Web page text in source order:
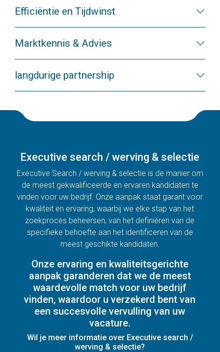
Efficiëntie en Tijdwinst
Marktkennis & Advies
langdurige partnership
Executive search / werving & selectie
Executive Search / werving & selectie is de manier om
de meest gekwalificeerde en ervaren kandidaten te
vinden voor uw bedrijf. Onze aanpak staat garant voor
kwaliteit en ervaring, waarbij we elke stap van het
zoekproces beheersen, van het definiëren van de
specifieke behoefte aan het identificeren van de
meest geschikte kandidaten.
Onze ervaring en kwaliteitsgerichte
aanpak garanderen dat we de meest
waardevolle match voor uw bedrijf
vinden, waardoor u verzekerd bent van
een succesvolle vervulling van uw
vacature.
Wil je meer informatie over Executive search /
werving & selectie?